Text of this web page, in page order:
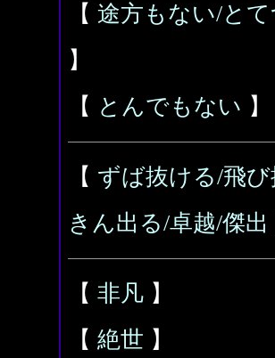
【 途方もない/と
】
【 とんでもない 】
【 ずば抜ける/飛
きん出る/卓越/傑出
【 非凡 】
【 絶世 】